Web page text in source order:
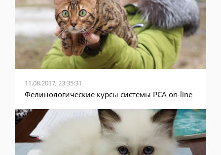
11.08.2017, 23:35:31
Фелинологические курсы системы PCA on-line